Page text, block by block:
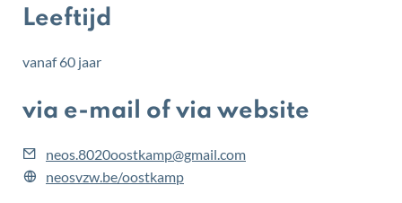
Leeftijd
vanaf 60 jaar
via e-mail of via website
E-
mail
neos.8020oostkamp@gmail.com
Website
neosvzw.be/oostkamp